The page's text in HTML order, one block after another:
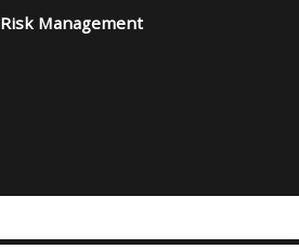
Management